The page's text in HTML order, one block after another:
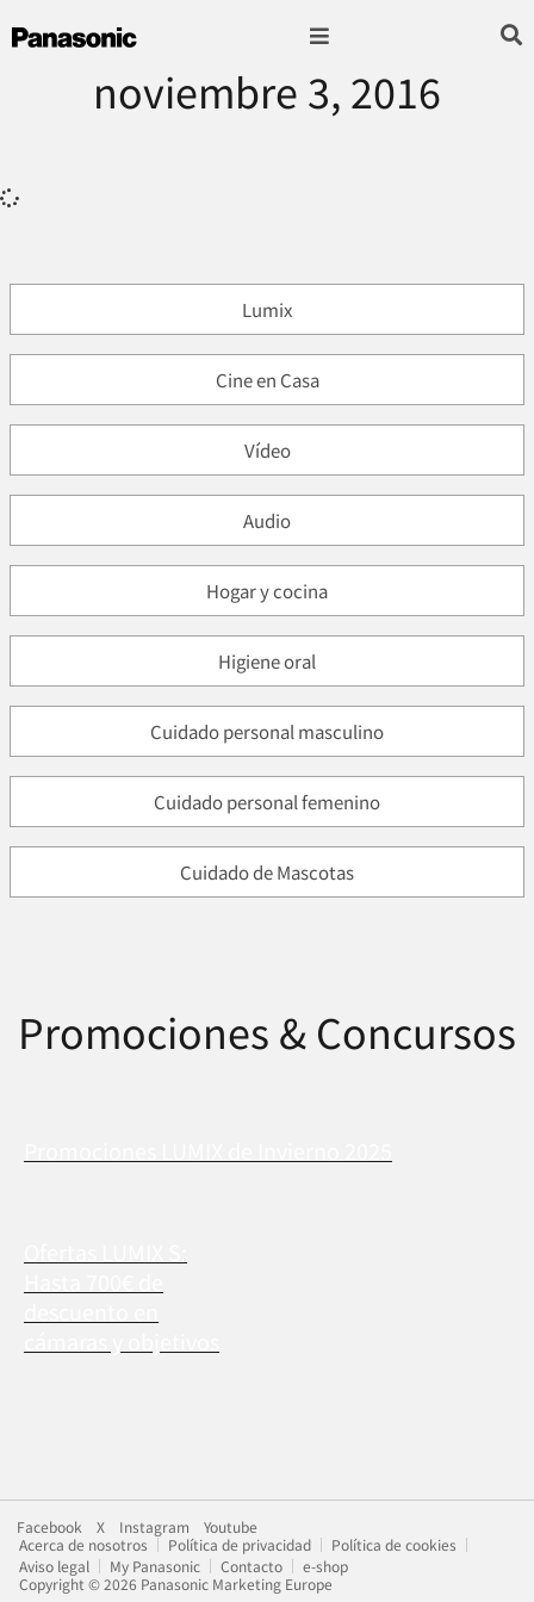
noviembre 3, 2016
Lumix
Cine en Casa
Vídeo
Audio
Hogar y cocina
Higiene oral
Cuidado personal masculino
Cuidado personal femenino
Cuidado de Mascotas
Promociones & Concursos
Facebook X Instagram
Youtube
Acerca de nosotros
Política de privacidad
Política de cookies
Aviso legal
My Panasonic Contacto
e-shop
Copyright © 2026 Panasonic Marketing Europe